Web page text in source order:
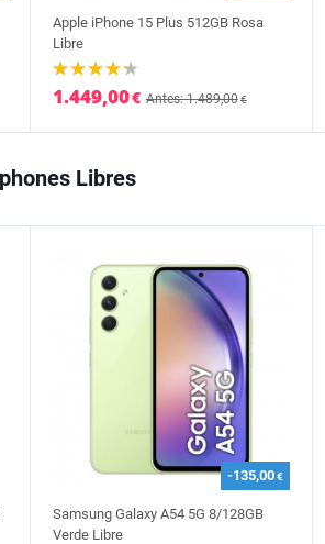
Apple iPhone 15 Plus 512GB Rosa
Libre
1.449,00€ Antes: 1.489,00€
Libres
-135,00€
Samsung Galaxy A54 5G 8/128GB
Verde Libre